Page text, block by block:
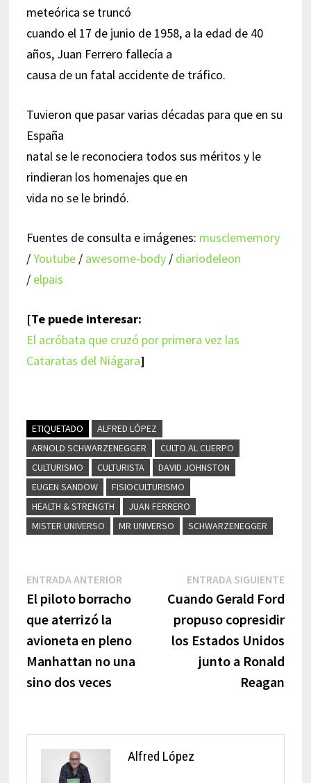
meteórica se truncó
cuando el 17 de junio de 1958, a la edad de 40
años, Juan Ferrero fallecía a
causa de un fatal accidente de tráfico.
Tuvieron que pasar varias décadas para que en su
España
natal se le reconociera todos sus méritos y le
rindieran los homenajes que en
vida no se le brindó.
Fuentes de consulta e imágenes: musclememory
/Youtube/ awesome-body/ diariodeleon
/ elpais
[Te puede interesar:
El acróbata que cruzó por primera vez las
Cataratas del Niágara]
ETIQUETADO
ALFRED LÓPEZ
ARNOLD SCHWARZENEGGER
CULTO AL CUERPO
CULTURISMO
CULTURISTA
DAVID JOHNSTON
EUGEN SANDOW
FISIOCULTURISMO
HEALTH & STRENGTH
JUAN FERRERO
MISTER UNIVERSO
MR UNIVERSO SCHWARZENEGGER
Navegación
de
entradas
ENTRADA ANTERIOREntrada
anterior:
El piloto borracho
que aterrizó la
avioneta en pleno
Manhattan no una
sino dos veces
ENTRADA SIGUIENTE
Cuando Gerald Ford
propuso copresidir
los Estados Unidos
junto a Ronald
Reagan
Alfred López